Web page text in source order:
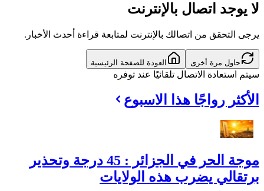
لا يوجد اتصال بالإنترنت
يرجى التحقق من اتصالك بالإنترنت لمتابعة قراءة أحدث الأخبار.
حاول مرة أخرى العودة للصفحة الرئيسية
سيتم استعادة الاتصال تلقائيًا عند توفره
الأكثر رواجًا هذا الاسبوع
موجة الحر في الجزائر : 45 درجة وتحذير
برتقالي يضرب هذه الولايات